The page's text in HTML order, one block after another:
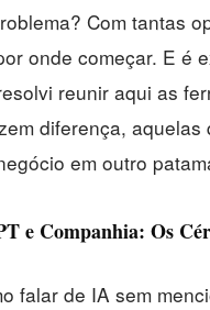
Com tantas
onde começar. E é
reunir aqui as
diferença, aquelas
em outro
e Companhia: Os
falar de IA sem